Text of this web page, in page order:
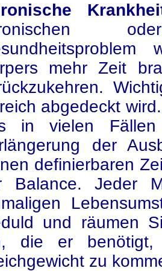
mehr Zeit
abgedeckt
in vielen Fällen
der
definierbaren
Balance. Jeder
und räumen
die er
zu